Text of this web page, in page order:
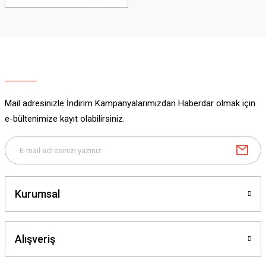
Mail adresinizle İndirim Kampanyalarımızdan Haberdar olmak için
e-bültenimize kayıt olabilirsiniz.
Kurumsal
Alışveriş